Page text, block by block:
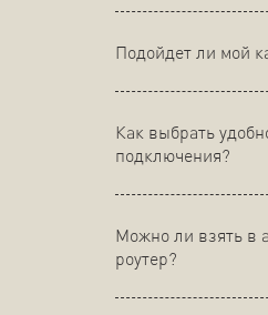
Подойдет ли мой
Как выбрать
подключения?
Можно ли взять в
роутер?